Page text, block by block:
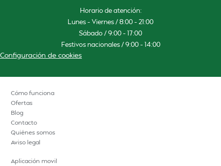
Horario de atención:
Lunes – Viernes / 8:00 – 21:00
Sábado / 9:00 – 17:00
Festivos nacionales / 9:00 – 14:00
Configuración de cookies
Cómo funciona
Ofertas
Blog
Contacto
Quiénes somos
Aviso legal
Aplicación movil